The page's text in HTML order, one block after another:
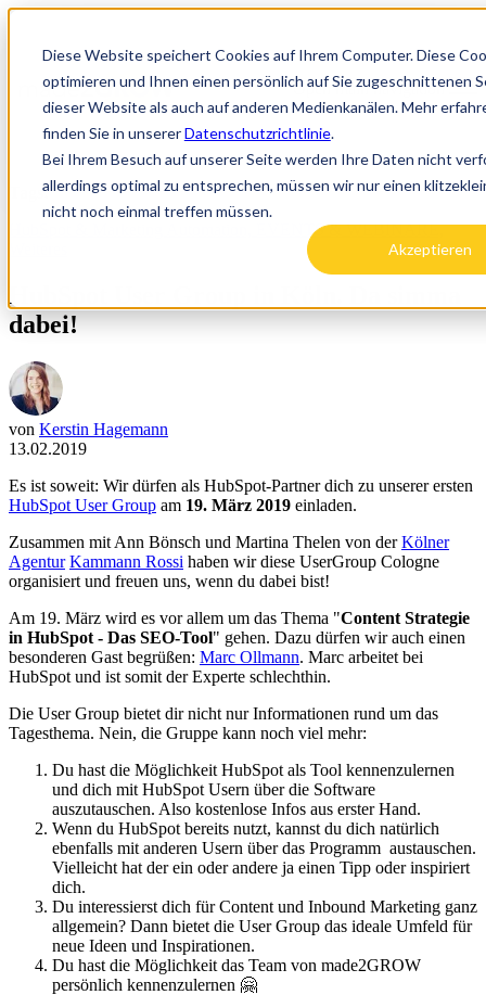
Diese Website speichert Cookies auf Ihrem Computer. Diese
optimieren und Ihnen einen persönlich auf Sie zugeschnittenen
dieser Website als auch auf anderen Medienkanälen. Mehr
finden Sie in unsererDatenschutzrichtlinie.
Bei Ihrem Besuch auf unserer Seite werden Ihre Daten nicht
allerdings optimal zu entsprechen, müssen wir nur einen
nicht noch einmal treffen müssen.
Akzeptieren
Open main navigation
Tags:
EVENTS & WEBINARE,
HubSpot User Group in Köln. Da simma
dabei!
von Kerstin Hagemann
13.02.2019
Es ist soweit: Wir dürfen als HubSpot-Partner dich zu unserer ersten
HubSpot User Group am 19. März 2019 einladen.
Zusammen mit Ann Bönsch und Martina Thelen von derKölner
Agentur Kammann Rossi haben wir diese UserGroup Cologne
organisiert und freuen uns, wenn du dabei bist!
Am 19. März wird es vor allem um das Thema "Content Strategie
in HubSpot - Das SEO-Tool" gehen. Dazu dürfen wir auch einen
besonderen Gast begrüßen: Marc Ollmann. Marc arbeitet bei
HubSpot und ist somit der Experte schlechthin.
Die User Group bietet dir nicht nur Informationen rund um das
Tagesthema. Nein, die Gruppe kann noch viel mehr:
Du hast die Möglichkeit HubSpot als Tool kennenzulernen
und dich mit HubSpot Usern über die Software
auszutauschen. Also kostenlose Infos aus erster Hand.
Wenn du HubSpot bereits nutzt, kannst du dich natürlich
ebenfalls mit anderen Usern über das Programm austauschen.
Vielleicht hat der ein oder andere ja einen Tipp oder inspiriert
dich.
Du interessierst dich für Content und Inbound Marketing ganz
allgemein? Dann bietet die User Group das ideale Umfeld für
neue Ideen und Inspirationen.
Du hast die Möglichkeit das Team von made2GROW
persönlich kennenzulernen 🤗